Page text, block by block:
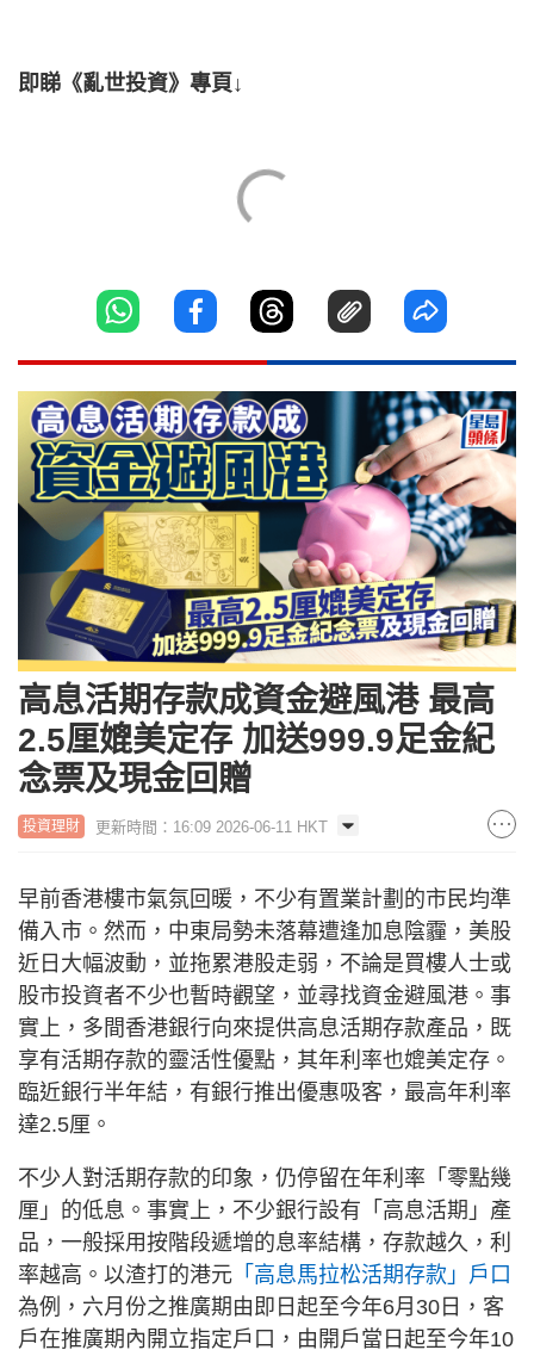
即睇《亂世投資》專頁↓
高息活期存款成資金避風港 最高
2.5厘媲美定存 加送999.9足金紀
念票及現金回贈
投資理財 更新時間：16:09 2026-06-11 HKT
早前香港樓市氣氛回暖，不少有置業計劃的市民均準
備入市。然而，中東局勢未落幕遭逢加息陰霾，美股
近日大幅波動，並拖累港股走弱，不論是買樓人士或
股市投資者不少也暫時觀望，並尋找資金避風港。事
實上，多間香港銀行向來提供高息活期存款產品，既
享有活期存款的靈活性優點，其年利率也媲美定存。
臨近銀行半年結，有銀行推出優惠吸客，最高年利率
達2.5厘。
不少人對活期存款的印象，仍停留在年利率「零點幾
厘」的低息。事實上，不少銀行設有「高息活期」產
品，一般採用按階段遞增的息率結構，存款越久，利
率越高。以渣打的港元 「高息馬拉松活期存款」戶口
為例，六月份之推廣期由即日起至今年6月30日，客
戶在推廣期內開立指定戶口，由開戶當日起至今年10